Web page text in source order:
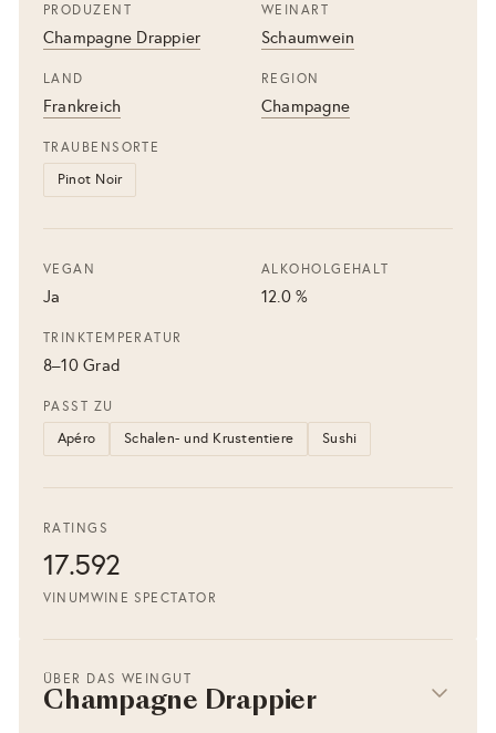
PRODUZENT
Champagne Drappier
WEINART
Schaumwein
LAND
Frankreich
REGION
Champagne
TRAUBENSORTE
Pinot Noir
VEGAN
Ja
ALKOHOLGEHALT
12.0 %
TRINKTEMPERATUR
8–10 Grad
PASST ZU
Apéro Schalen- und Krustentiere Sushi
RATINGS
17.5
VINUM
92
WINE SPECTATOR
ÜBER DAS WEINGUT
Champagne Drappier